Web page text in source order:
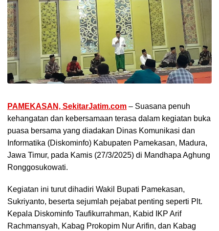
PAMEKASAN, SekitarJatim.com – Suasana penuh
kehangatan dan kebersamaan terasa dalam kegiatan buka
puasa bersama yang diadakan Dinas Komunikasi dan
Informatika (Diskominfo) Kabupaten Pamekasan, Madura,
Jawa Timur, pada Kamis (27/3/2025) di Mandhapa Aghung
Ronggosukowati.
Kegiatan ini turut dihadiri Wakil Bupati Pamekasan,
Sukriyanto, beserta sejumlah pejabat penting seperti Plt.
Kepala Diskominfo Taufikurrahman, Kabid IKP Arif
Rachmansyah, Kabag Prokopim Nur Arifin, dan Kabag